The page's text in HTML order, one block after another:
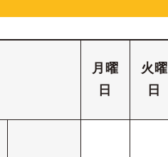
月 曜
日
火 曜
日